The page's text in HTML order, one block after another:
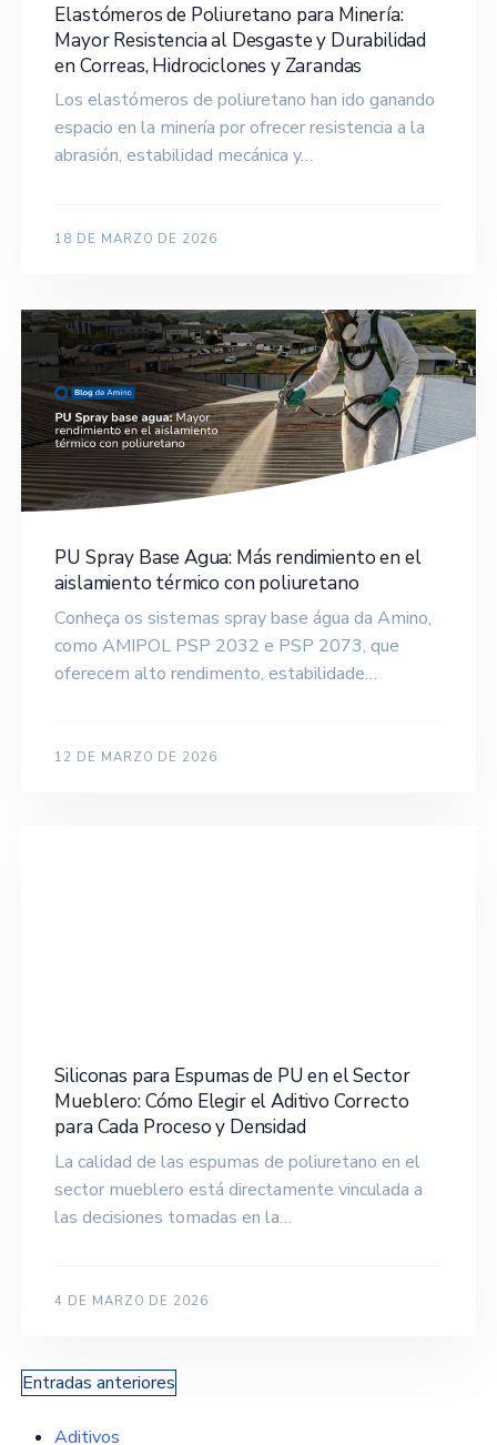
Elastómeros de Poliuretano para Minería:
Mayor Resistencia al Desgaste y Durabilidad
en Correas, Hidrociclones y Zarandas
Los elastómeros de poliuretano han ido ganando
espacio en la minería por ofrecer resistencia a la
abrasión, estabilidad mecánica y…
18 DE MARZO DE 2026
PU Spray Base Agua: Más rendimiento en el
aislamiento térmico con poliuretano
Conheça os sistemas spray base água da Amino,
como AMIPOL PSP 2032 e PSP 2073, que
oferecem alto rendimento, estabilidade…
12 DE MARZO DE 2026
Siliconas para Espumas de PU en el Sector
Mueblero: Cómo Elegir el Aditivo Correcto
para Cada Proceso y Densidad
La calidad de las espumas de poliuretano en el
sector mueblero está directamente vinculada a
las decisiones tomadas en la…
4 DE MARZO DE 2026
Navegación
Entradas anteriores
Aditivos